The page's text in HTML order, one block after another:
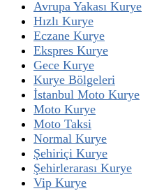
Avrupa Yakası Kurye
Hızlı Kurye
Eczane Kurye
Ekspres Kurye
Gece Kurye
Kurye Bölgeleri
İstanbul Moto Kurye
Moto Kurye
Moto Taksi
Normal Kurye
Şehiriçi Kurye
Şehirlerarası Kurye
Vip Kurye